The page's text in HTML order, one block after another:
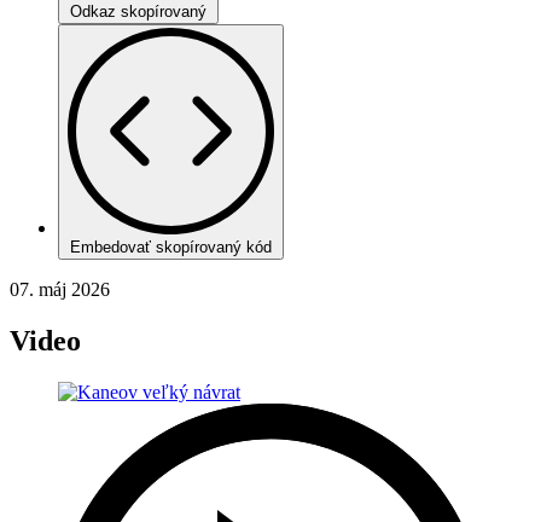
Odkaz skopírovaný
Embedovať skopírovaný kód
07. máj 2026
Video